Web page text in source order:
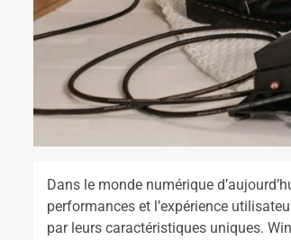
Dans le monde numérique
performances et l’expérience
par leurs caractéristiques uniques.